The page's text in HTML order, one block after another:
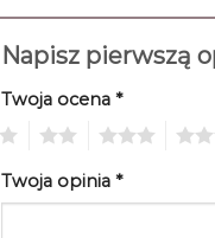
Napisz pierwszą
Twoja ocena *
Twoja opinia *